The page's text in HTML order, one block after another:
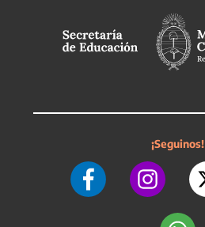
¡Seguinos!